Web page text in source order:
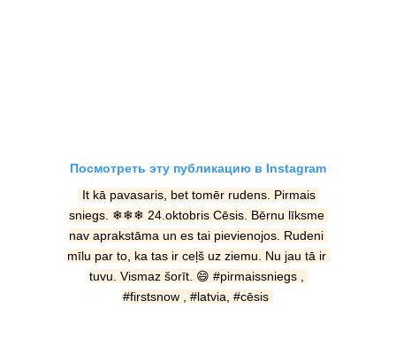
Посмотреть эту публикацию в Instagram
It kā pavasaris, bet tomēr rudens. Pirmais
sniegs. ❄❄❄ 24.oktobris Cēsis. Bērnu līksme
nav aprakstāma un es tai pievienojos. Rudeni
mīlu par to, ka tas ir ceļš uz ziemu. Nu jau tā ir
tuvu. Vismaz šorīt. 😄 #pirmaissniegs ,
#firstsnow , #latvia, #cēsis